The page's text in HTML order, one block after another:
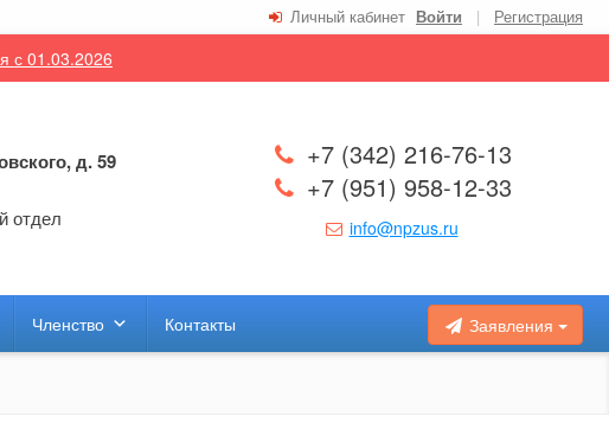
Личный кабинет Войти | Регистрация
с 01.03.2026
д. 59
отдел
+7 (342) 216-76-13
+7 (951) 958-12-33
info@npzus.ru
Заявления
Членство Контакты